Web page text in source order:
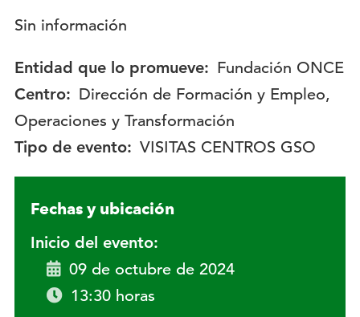
Descripción:
Sin información
Entidad que lo promueve: Fundación ONCE
Centro: Dirección de Formación y Empleo,
Operaciones y Transformación
Tipo de evento: VISITAS CENTROS GSO
Fechas y ubicación
Inicio del evento:
09 de octubre de 2024
13:30 horas